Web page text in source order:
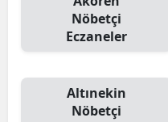
Nöbetçi
Eczaneler
Altınekin
Nöbetçi